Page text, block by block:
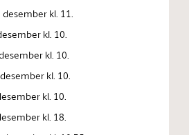
kl. 11.
kl. 10.
kl. 10.
kl. 10.
kl. 10.
kl. 18.